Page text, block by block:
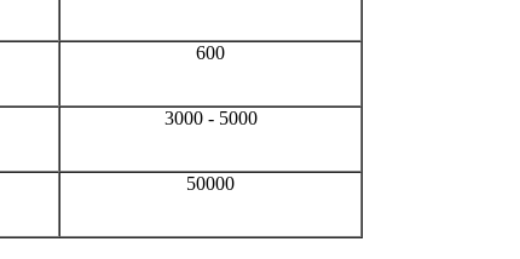
600
3000 - 5000
50000